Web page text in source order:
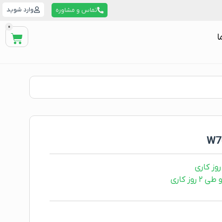
تماس و مشاوره وارد شوید
0
کاری